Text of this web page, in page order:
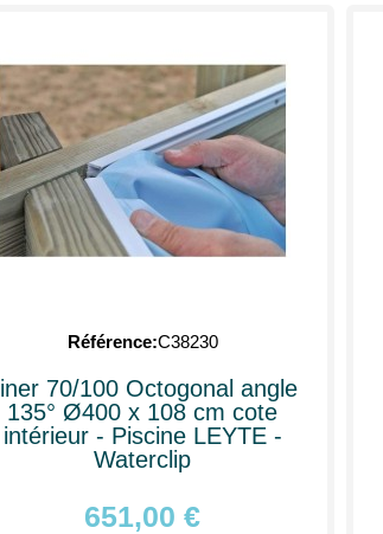
Référence C38230
70/100 Octogonal angle
135° Ø400 x 108 cm cote
intérieur - Piscine LEYTE -
Waterclip
651,00 €